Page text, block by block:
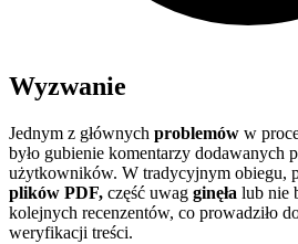
Wyzwanie
Jednym z głównych problemów w
było gubienie komentarzy dodawanych
użytkowników. W tradycyjnym obiegu,
plików PDF, część uwag ginęła lub nie
kolejnych recenzentów, co prowadziło
weryfikacji treści.